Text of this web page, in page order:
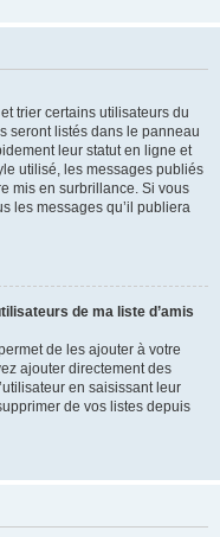
trier certains utilisateurs du
seront listés dans le panneau
leur statut en ligne et
utilisé, les messages publiés
mis en surbrillance. Si vous
les messages qu’il publiera
de ma liste d’amis
de les ajouter à votre
ajouter directement des
en saisissant leur
de vos listes depuis